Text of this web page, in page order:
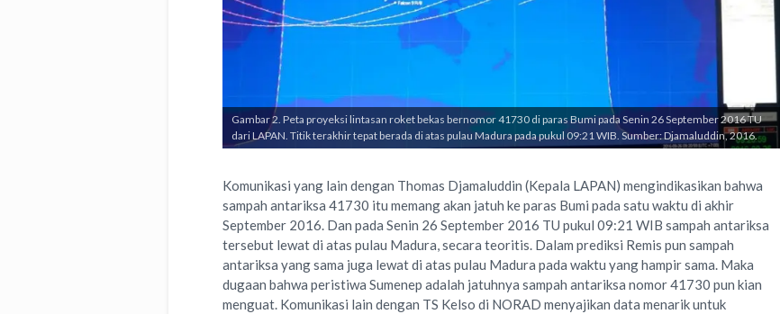
Gambar 2. Peta proyeksi lintasan roket bekas bernomor 41730 di paras Bumi pada Senin 26 September 2016 TU
dari LAPAN. Titik terakhir tepat berada di atas pulau Madura pada pukul 09:21 WIB. Sumber: Djamaluddin, 2016.
Komunikasi yang lain dengan Thomas Djamaluddin (Kepala LAPAN) mengindikasikan bahwa
sampah antariksa 41730 itu memang akan jatuh ke paras Bumi pada satu waktu di akhir
September 2016. Dan pada Senin 26 September 2016 TU pukul 09:21 WIB sampah antariksa
tersebut lewat di atas pulau Madura, secara teoritis. Dalam prediksi Remis pun sampah
antariksa yang sama juga lewat di atas pulau Madura pada waktu yang hampir sama. Maka
dugaan bahwa peristiwa Sumenep adalah jatuhnya sampah antariksa nomor 41730 pun kian
menguat. Komunikasi lain dengan TS Kelso di NORAD menyajikan data menarik untuk